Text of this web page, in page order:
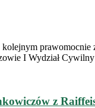
I Wydział
z